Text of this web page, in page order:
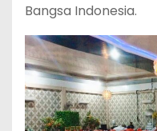
Bangsa Indonesia.